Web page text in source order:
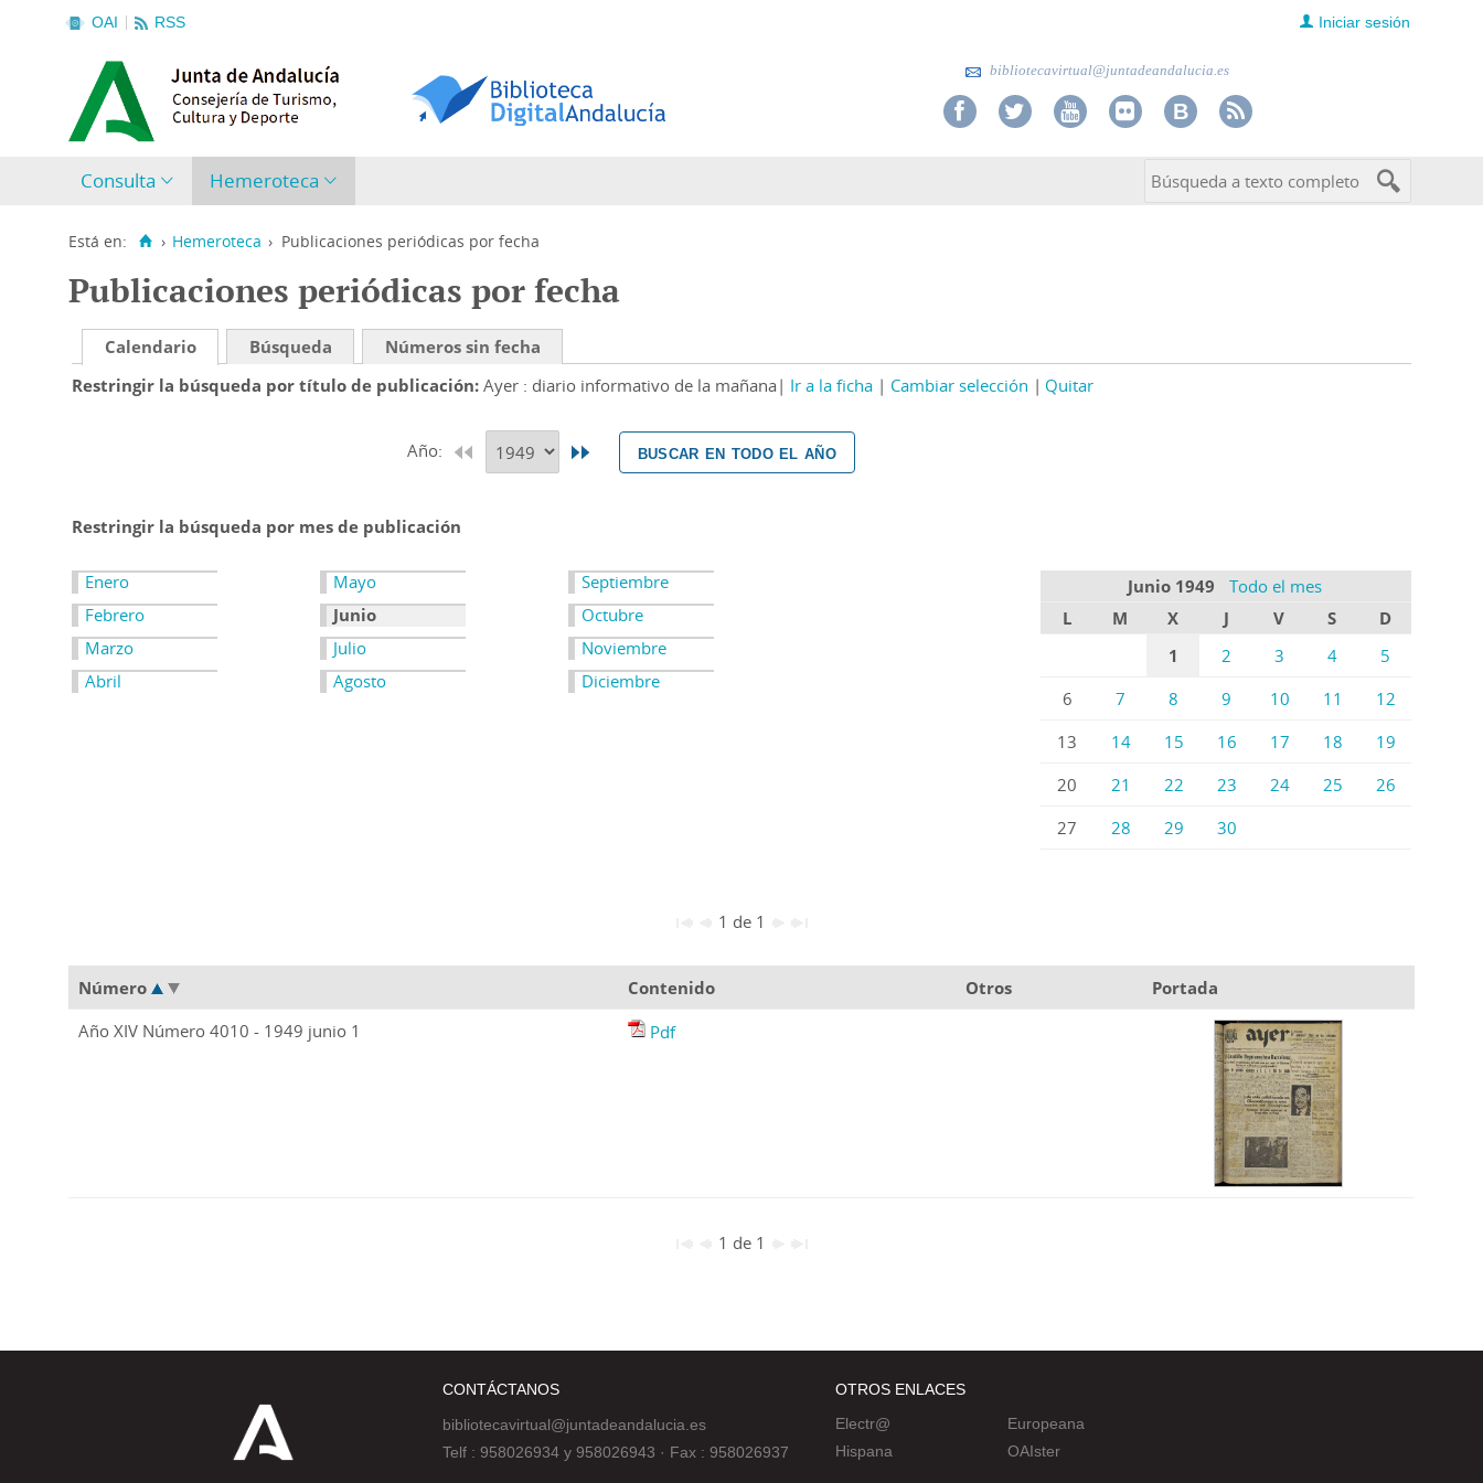
OAI RSS Iniciar sesión
bibliotecavirtual@juntadeandalucia.es
Consulta Hemeroteca
Está en: › Hemeroteca › Publicaciones periódicas por fecha
Publicaciones periódicas por fecha
Calendario Búsqueda
Números sin fecha
Restringir la búsqueda por título de publicación Ayer : diario informativo de la mañana Ir a la ficha Cambiar selección Quitar
Año: buscar en todo el año
Restringir la búsqueda por mes de publicación
Enero
Febrero
Marzo
Abril
Mayo
Junio
Julio
Agosto
Septiembre
Octubre
Noviembre
Diciembre
Junio 1949
Todo el mes
L
M X J V S
D
1
2 3 4
5
6
7 8 9 10 11
12
13
14 15 16 17 18
19
20
21 22 23 24 25
26
27
28 29 30
1 de 1
Número Contenido Otros
Portada
Año XIV Número 4010 - 1949 junio 1
Pdf
1 de 1
CONTÁCTANOS
bibliotecavirtual@juntadeandalucia.es
Telf : 958026934 y 958026943 · Fax : 958026937
OTROS ENLACES
Electr@
Hispana
Europeana
OAIster